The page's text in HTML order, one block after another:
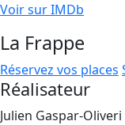
Voir sur IMDb
La Frappe
Réservez vos places
Réalisateur
Julien Gaspar-Oliveri